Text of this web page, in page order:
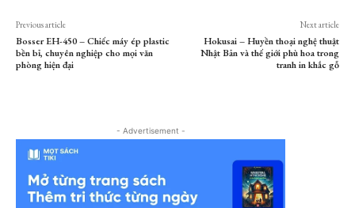
Previous article
Bosser EH-450 – Chiếc máy ép plastic
bền bỉ, chuyên nghiệp cho mọi văn
phòng hiện đại
Next article
Hokusai – Huyền thoại nghệ thuật
Nhật Bản và thế giới phù hoa trong
tranh in khắc gỗ
- Advertisement -